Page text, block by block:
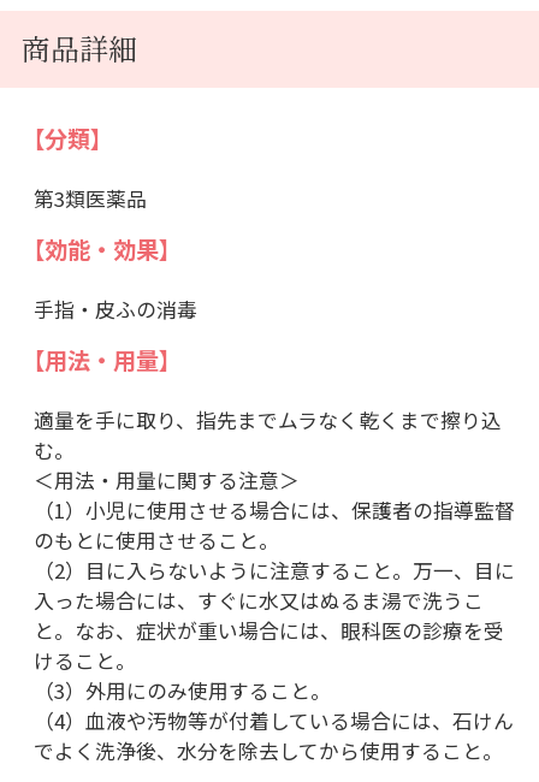
商品詳細
【分類】
第3類医薬品
【効能・効果】
手指・皮ふの消毒
【用法・用量】
適量を手に取り、指先までムラなく乾くまで擦り込
む。
＜用法・用量に関する注意＞
（1）小児に使用させる場合には、保護者の指導監督
のもとに使用させること。
（2）目に入らないように注意すること。万一、目に
入った場合には、すぐに水又はぬるま湯で洗うこ
と。なお、症状が重い場合には、眼科医の診療を受
けること。
（3）外用にのみ使用すること。
（4）血液や汚物等が付着している場合には、石けん
でよく洗浄後、水分を除去してから使用すること。